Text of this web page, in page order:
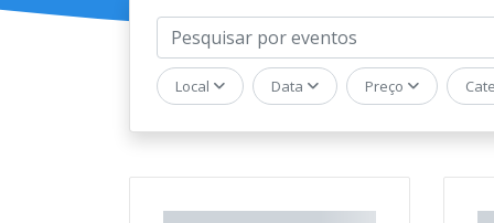
Evento
Local Data Preço